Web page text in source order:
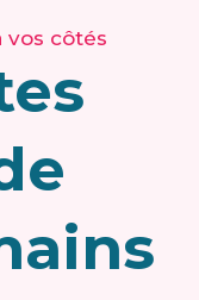
vos côtés